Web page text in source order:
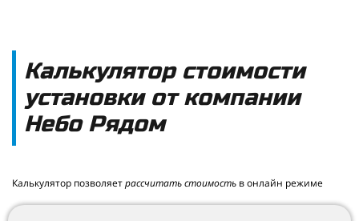
Калькулятор стоимости
установки от компании
Небо Рядом
Калькулятор позволяетрассчитать стоимость в онлайн режиме